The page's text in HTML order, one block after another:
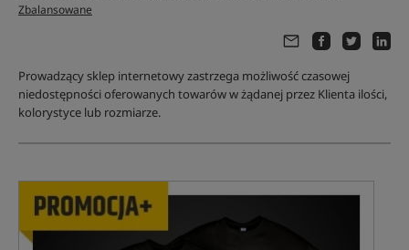
Zbalansowane
Prowadzący sklep internetowy zastrzega możliwość czasowej
niedostępności oferowanych towarów w żądanej przez Klienta ilości,
kolorystyce lub rozmiarze.